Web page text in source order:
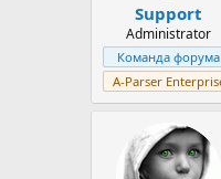
Support
Administrator
Команда форума
A-Parser